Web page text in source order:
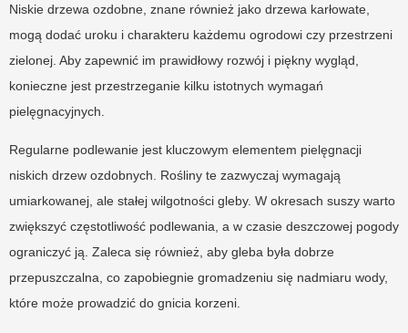
Niskie drzewa ozdobne, znane również jako drzewa karłowate,
mogą dodać uroku i charakteru każdemu ogrodowi czy przestrzeni
zielonej. Aby zapewnić im prawidłowy rozwój i piękny wygląd,
konieczne jest przestrzeganie kilku istotnych wymagań
pielęgnacyjnych.
Regularne podlewanie jest kluczowym elementem pielęgnacji
niskich drzew ozdobnych. Rośliny te zazwyczaj wymagają
umiarkowanej, ale stałej wilgotności gleby. W okresach suszy warto
zwiększyć częstotliwość podlewania, a w czasie deszczowej pogody
ograniczyć ją. Zaleca się również, aby gleba była dobrze
przepuszczalna, co zapobiegnie gromadzeniu się nadmiaru wody,
które może prowadzić do gnicia korzeni.